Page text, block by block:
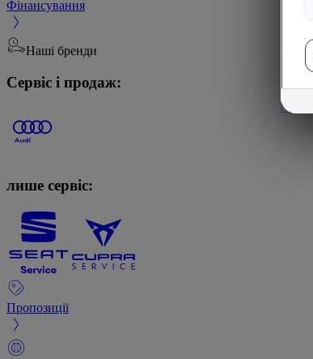
Фінансування
Наші бренди
Сервіс і продаж:
лише сервіс:
Пропозиції